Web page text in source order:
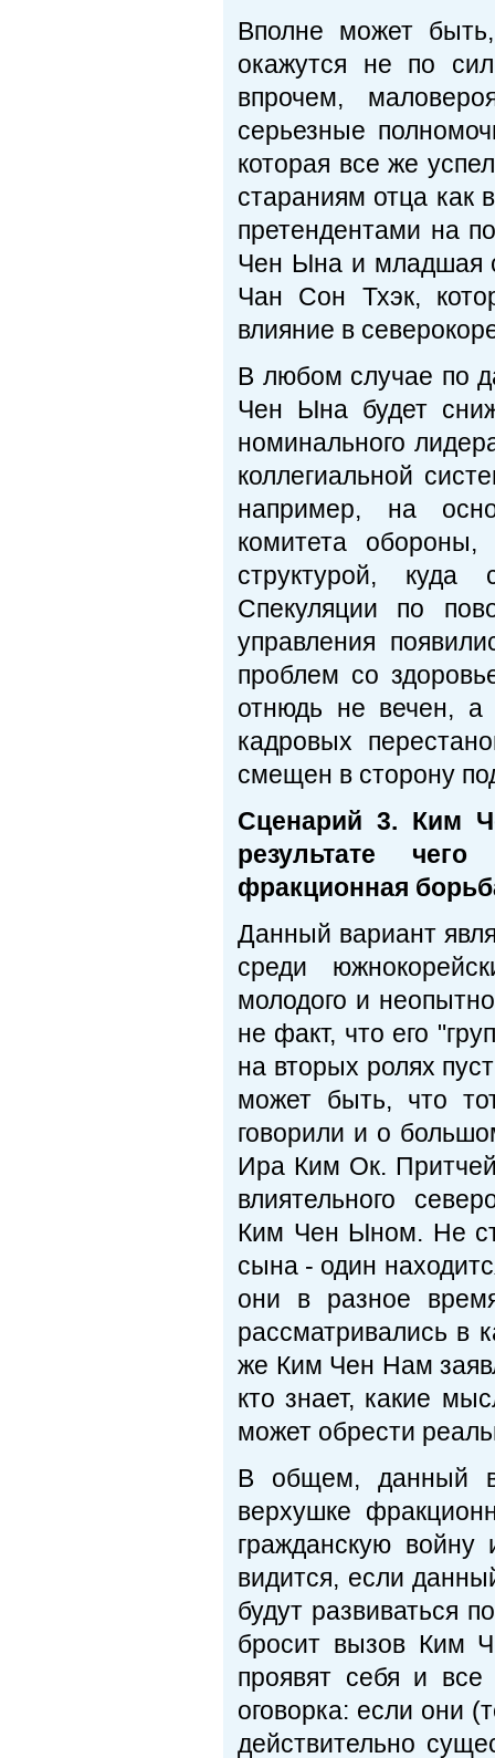
Вполне может
окажутся не по
впрочем,
серьезные
которая все же
стараниям отца как
претендентами на
Чен Ына и младшая
Чан Сон Тхэк,
влияние в
В любом случае по
Чен Ына будет
номинального
коллегиальной
например, на
комитета
структурой, куда
Спекуляции по
управления
проблем со
отнюдь не вечен, а
кадровых
смещен в сторону
Сценарий 3. Ким
результате чего
фракционная
Данный вариант
среди
молодого и
не факт, что его
на вторых ролях
может быть, что
говорили и о
Ира Ким Ок.
влиятельного
Ким Чен Ыном. Не
сына - один
они в разное
рассматривались в
же Ким Чен Нам
кто знает, какие
может обрести
В общем, данный
верхушке
гражданскую
видится, если
будут развиваться
бросит вызов Ким
проявят себя и
оговорка: если они
действительно